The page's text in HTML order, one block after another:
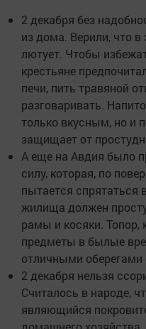
2 декабря без
из дома. Верили, что в
лютует. Чтобы
крестьяне
печи, пить травяной
разговаривать.
только вкусным, но и
защищает от
А еще на Авдия было
силу, которая, по
пытается спрятаться
жилища должен
рамы и косяки. Топор,
предметы в былые
отличными оберегами
2 декабря нельзя
Считалось в народе,
являющийся